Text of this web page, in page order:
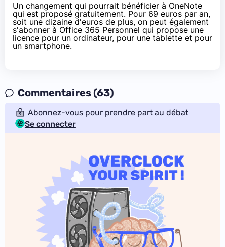
Un changement qui pourrait bénéficier à OneNote
qui est proposé gratuitement. Pour 69 euros par an,
soit une dizaine d'euros de plus, on peut également
s'abonner à Office 365 Personnel qui propose une
licence pour un ordinateur, pour une tablette et pour
un smartphone.
Commentaires (63)
Abonnez-vous pour prendre part au débat
Se connecter